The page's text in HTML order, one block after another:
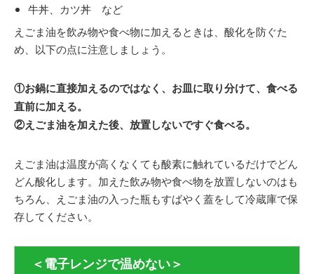
牛丼、カツ丼 など
えごま油を飲み物や食べ物に加えるときは、酸化を防ぐた
め、以下の点に注意しましょう。
①お鍋に直接加えるのではなく、お皿に取り分けて、食べる
直前に加える。
②えごま油を加えた後、放置しないですぐ食べる。
えごま油は温度が高くなくても酸素に触れているだけでどん
どん酸化します。加えた飲み物や食べ物を放置しないのはも
ちろん、えごま油の入った瓶もすばやく蓋をして冷蔵庫で保
存してください。
＜電子レンジで温めない＞